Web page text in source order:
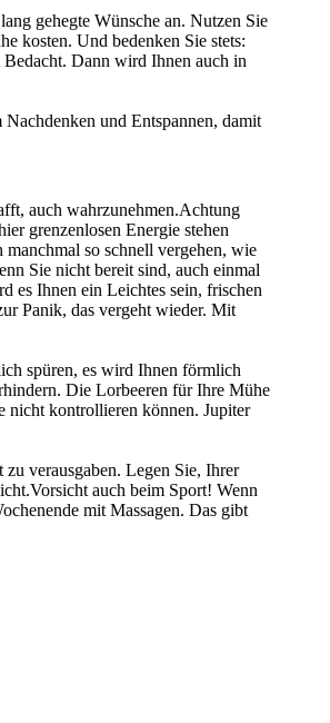
gehegte Wünsche an. Nutzen Sie
kosten. Und bedenken Sie stets:
Dann wird Ihnen auch in
und Entspannen, damit
auch wahrzunehmen.Achtung
grenzenlosen Energie stehen
so schnell vergehen, wie
Sie nicht bereit sind, auch einmal
es Ihnen ein Leichtes sein, frischen
Panik, das vergeht wieder. Mit
spüren, es wird Ihnen förmlich
Die Lorbeeren für Ihre Mühe
nicht kontrollieren können. Jupiter
verausgaben. Legen Sie, Ihrer
auch beim Sport! Wenn
mit Massagen. Das gibt